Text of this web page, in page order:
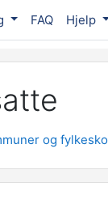
FAQ Hjelp
og